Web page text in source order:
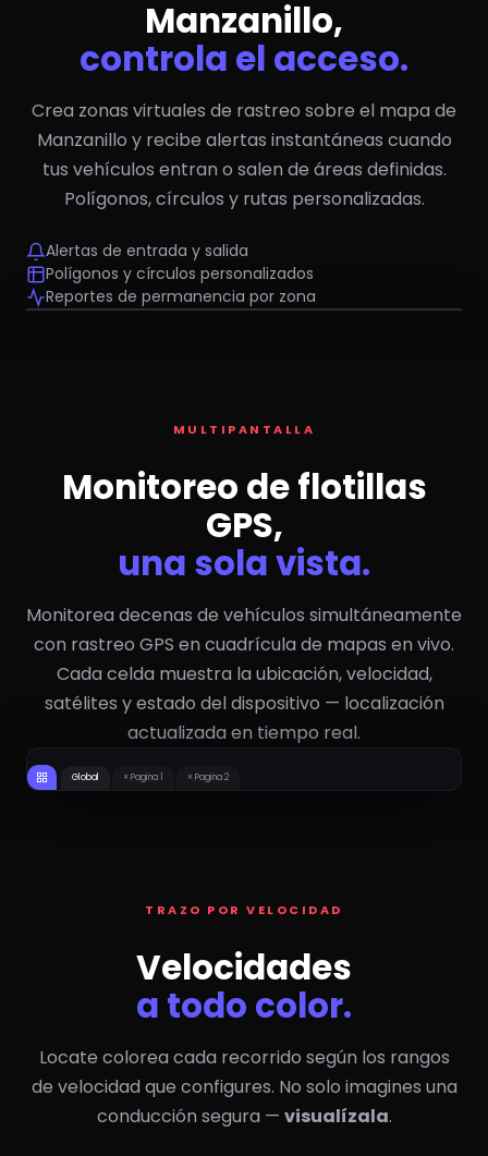
Manzanillo,
controla el acceso.
Crea zonas virtuales de rastreo sobre el mapa de
Manzanillo y recibe alertas instantáneas cuando
tus vehículos entran o salen de áreas definidas.
Polígonos, círculos y rutas personalizadas.
Alertas de entrada y salida
Polígonos y círculos personalizados
Reportes de permanencia por zona
MULTIPANTALLA
Monitoreo de flotillas
GPS,
una sola vista.
Monitorea decenas de vehículos simultáneamente
con rastreo GPS en cuadrícula de mapas en vivo.
Cada celda muestra la ubicación, velocidad,
satélites y estado del dispositivo — localización
actualizada en tiempo real.
1316/1408 MX KM/H
Global × Pagina 1 × Pagina 2
TRAZO POR VELOCIDAD
Velocidades
a todo color.
Locate colorea cada recorrido según los rangos
de velocidad que configures. No solo imagines una
conducción segura — visualízala.